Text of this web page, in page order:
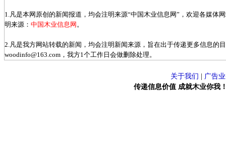
1.凡是本网原创的新闻报道，均会注明来源“中国木业信息网”，欢迎各媒体
明来源： 中国木业信息网 。
2.凡是我方网站转载的新闻，均会注明新闻来源，旨在出于传递更多信息的
woodinfo@163.com，我方1个工作日会做删除处理。
关于我们
广告
传递信息价值 成就木业你我